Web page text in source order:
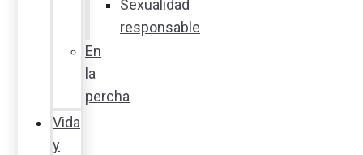
Sexualidad
responsable
En
la
percha
Vida
y